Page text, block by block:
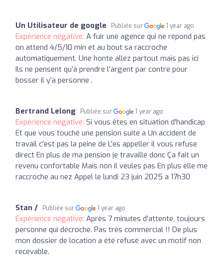
Un Utilisateur de google Publiée sur 1 year ago
Expérience négative: A fuir une agence qui ne répond pas
on attend 4/5/10 min et au bout sa raccroche
automatiquement. Une honte allez partout mais pas ici
Ils ne pensent qu’à prendre l’argent par contre pour
bosser il y’a personne .
Bertrand Lelong Publiée sur 1 year ago
Expérience négative: Si vous êtes en situation d'handicap
Et que vous touché une pension suite a Un accident de
travail c'est pas la peine de L'es appeller il vous refuse
direct En plus de ma pension je travaille donc Ça fait un
revenu confortable Mais non il veules pas En plus elle me
raccroche au nez Appel le lundi 23 juin 2025 a 17h30
Stan / Publiée sur 1 year ago
Expérience négative: Après 7 minutes d’attente, toujours
personne qui décroche. Pas très commercial !! De plus
mon dossier de location a été refusé avec un motif non
recevable.